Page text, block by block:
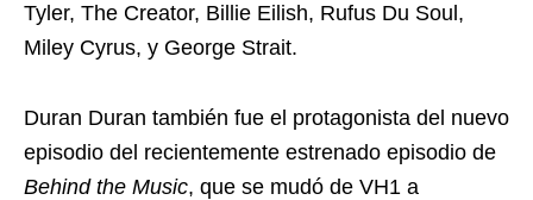
Tyler, The Creator, Billie Eilish, Rufus Du Soul,
Miley Cyrus, y George Strait.
Duran Duran también fue el protagonista del nuevo
episodio del recientemente estrenado episodio de
Behind the Music, que se mudó de VH1 a